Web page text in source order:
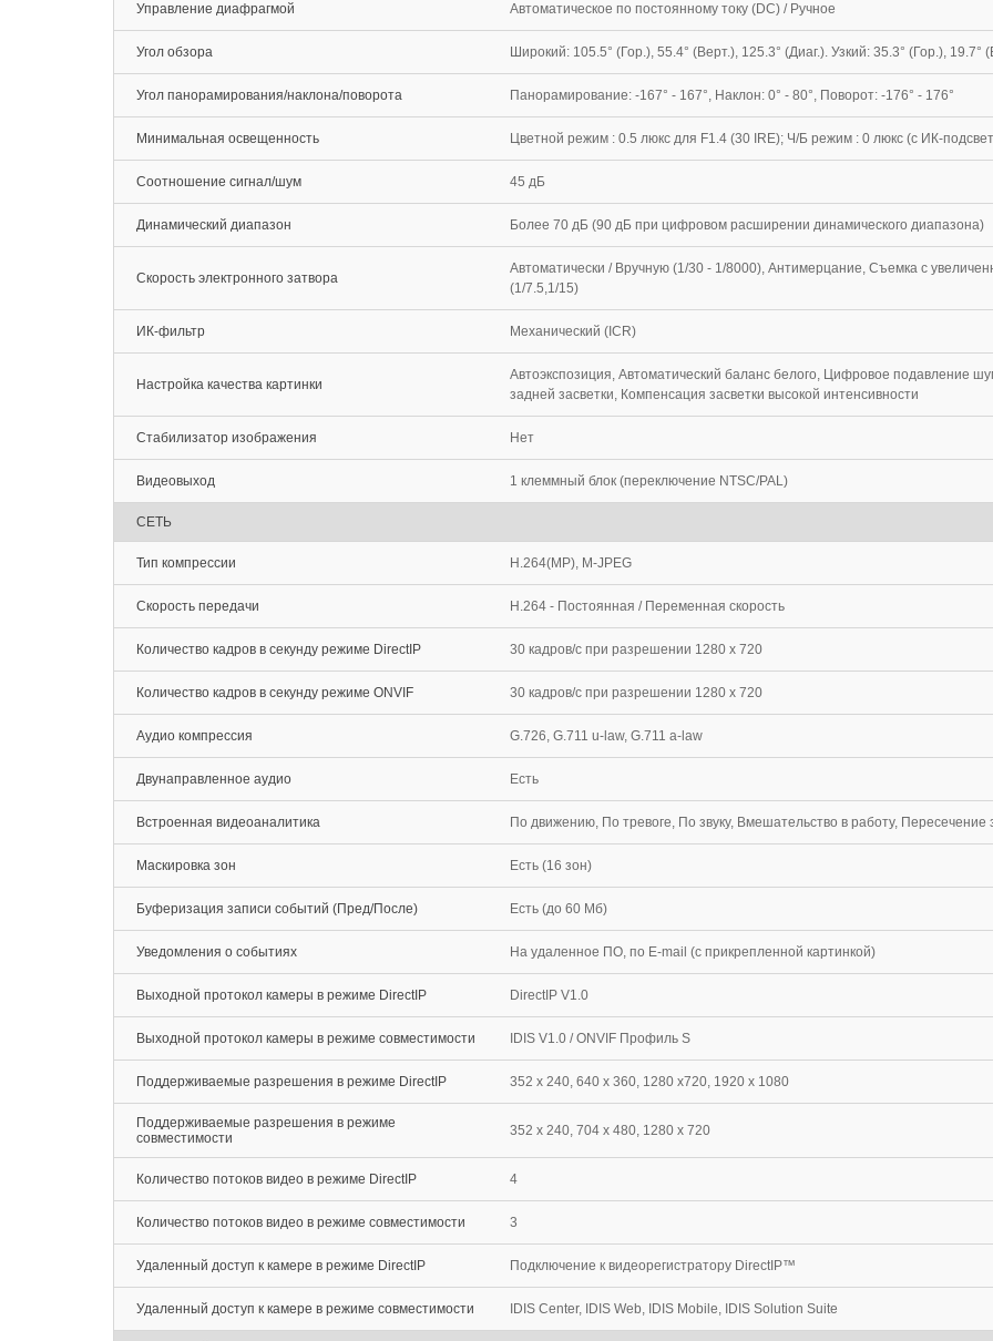
Управление диафрагмой Автоматическое по постоянному току (DC) / Ручное
Угол обзора Широкий: 105.5° (Гор.), 55.4° (Верт.), 125.3° (Диаг.). Узкий: 35.3° (Гор.), 19.7°
Угол панорамирования/наклона/поворота Панорамирование: -167° - 167°, Наклон: 0° - 80°, Поворот: -176° - 176°
Минимальная освещенность Цветной режим : 0.5 люкс для F1.4 (30 IRE); Ч/Б режим : 0 люкс (с ИК-
Соотношение сигнал/шум 45 дБ
Динамический диапазон Более 70 дБ (90 дБ при цифровом расширении динамического диапазона)
Скорость электронного затвора
Автоматически / Вручную (1/30 - 1/8000), Антимерцание, Съемка с
(1/7.5,1/15)
ИК-фильтр Механический (ICR)
Настройка качества картинки
Автоэкспозиция, Автоматический баланс белого, Цифровое подавление
задней засветки, Компенсация засветки высокой интенсивности
Стабилизатор изображения Нет
Видеовыход 1 клеммный блок (переключение NTSC/PAL)
СЕТЬ
Тип компрессии H.264(MP), M-JPEG
Скорость передачи H.264 - Постоянная / Переменная скорость
Количество кадров в секунду режиме DirectIP 30 кадров/с при разрешении 1280 х 720
Количество кадров в секунду режиме ONVIF 30 кадров/c при разрешении 1280 x 720
Аудио компрессия G.726, G.711 u-law, G.711 a-law
Двунаправленное аудио Есть
Встроенная видеоаналитика По движению, По тревоге, По звуку, Вмешательство в работу, Пересечение
Маскировка зон Есть (16 зон)
Буферизация записи событий (Пред/После) Есть (до 60 Мб)
Уведомления о событиях На удаленное ПО, по E-mail (с прикрепленной картинкой)
Выходной протокол камеры в режиме DirectIP DirectIP V1.0
Выходной протокол камеры в режиме совместимости IDIS V1.0 / ONVIF Профиль S
Поддерживаемые разрешения в режиме DirectIP 352 x 240, 640 x 360, 1280 x720, 1920 x 1080
Поддерживаемые разрешения в режиме
совместимости
352 x 240, 704 x 480, 1280 x 720
Количество потоков видео в режиме DirectIP 4
Количество потоков видео в режиме совместимости 3
Удаленный доступ к камере в режиме DirectIP Подключение к видеорегистратору DirectIP™
Удаленный доступ к камере в режиме совместимости IDIS Center, IDIS Web, IDIS Mobile, IDIS Solution Suite